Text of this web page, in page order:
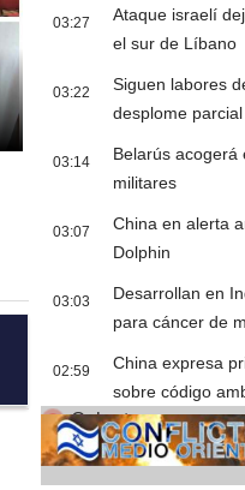
03:27
Ataque israelí
el sur de Líbano
03:22
Siguen labores
desplome
03:14
Belarús acogerá
militares
03:07
China en alerta
Dolphin
03:03
Desarrollan en
para cáncer de
02:59
China expresa
sobre código
Cobertura